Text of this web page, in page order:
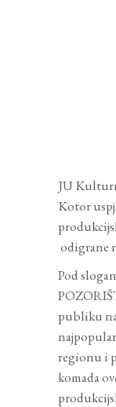
JU
Kotor
odigrane
Pod
publiku
regionu i
komada